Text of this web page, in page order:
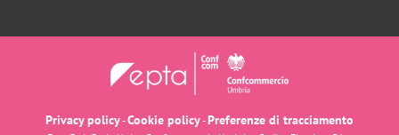
Privacy policy-Cookie policy-Preferenze di tracciamento